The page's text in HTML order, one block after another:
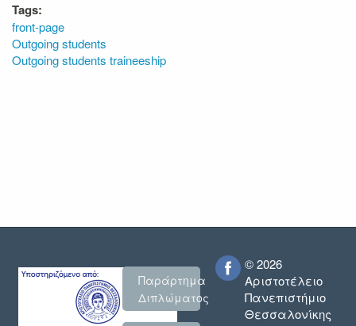
Tags:
front-page
Outgoing students
Outgoing students traineeship
Παράρτημα
Διπλώματος
© 2026
Αριστοτέλειο
Πανεπιστήμιο
Θεσσαλονίκης